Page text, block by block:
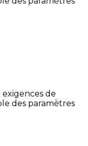
de
des paramètres